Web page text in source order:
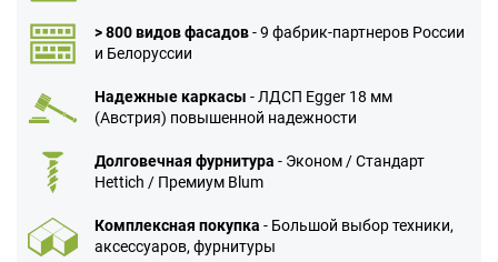
> 800 видов фасадов- 9 фабрик-партнеров России
и Белоруссии
Надежные каркасы - ЛДСП Egger 18 мм
(Австрия) повышенной надежности
Долговечная фурнитура - Эконом / Стандарт
Hettich / Премиум Blum
Комплексная покупка - Большой выбор техники,
аксессуаров, фурнитуры